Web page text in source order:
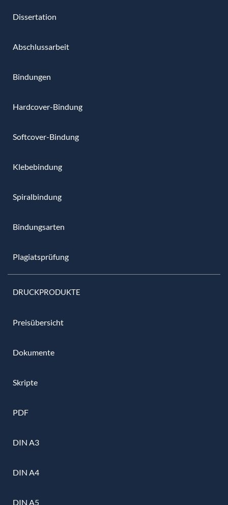
Dissertation
Abschlussarbeit
Bindungen
Hardcover-Bindung
Softcover-Bindung
Klebebindung
Spiralbindung
Bindungsarten
Plagiatsprüfung
DRUCKPRODUKTE
Preisübersicht
Dokumente
Skripte
PDF
DIN A3
DIN A4
DIN A5